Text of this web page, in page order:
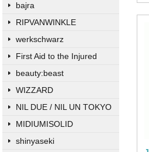
bajra
RIPVANWINKLE
werkschwarz
First Aid to the Injured
beauty:beast
WIZZARD
NIL DUE / NIL UN TOKYO
MIDIUMISOLID
shinyaseki